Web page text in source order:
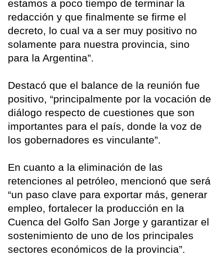
estamos a poco tiempo de terminar la
redacción y que finalmente se firme el
decreto, lo cual va a ser muy positivo no
solamente para nuestra provincia, sino
para la Argentina”.
Destacó que el balance de la reunión fue
positivo, “principalmente por la vocación de
diálogo respecto de cuestiones que son
importantes para el país, donde la voz de
los gobernadores es vinculante”.
En cuanto a la eliminación de las
retenciones al petróleo, mencionó que será
“un paso clave para exportar más, generar
empleo, fortalecer la producción en la
Cuenca del Golfo San Jorge y garantizar el
sostenimiento de uno de los principales
sectores económicos de la provincia”.